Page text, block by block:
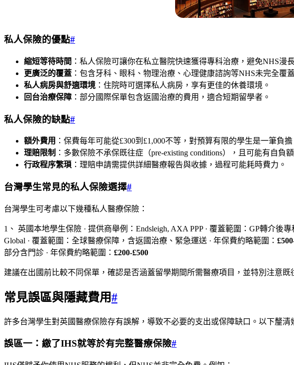
私人保險的優點#
縮短等待時間 ：私人保險可讓你在私立醫院快速獲得專科治療，避免NHS漫
更廣泛的覆蓋 ：包含牙科、眼科、物理治療、心理健康諮詢等NHS未完全覆
私人病房與舒適環境 ：住院時可選擇私人病房，享有更佳的休養環境。
回台治療保障 ：部分國際保單包含返國治療的費用，適合短期留學者。
私人保險的缺點#
額外費用 ：保費每年可能從£300到£1,000不等，對預算有限的學生是一筆負擔
理賠限制 ：多數保險不承保既往症（pre-existing conditions），且可能有自負
行政程序繁瑣 ：理賠申請需提供詳細醫療報告與收據，過程可能耗時費力。
台灣學生常見的私人保險選擇#
台灣學生可考慮以下幾種私人醫療保險：
1、 英國本地學生保險 · 提供商舉例：Endsleigh, AXA PPP · 覆蓋範圍：GP轉介後
Global · 覆蓋範圍：全球醫療保障，含返國治療、緊急運送 · 年保費約略範圍：
部分含門診 · 年保費約略範圍： £200-£500
建議在出國前比較不同保單，確認是否涵蓋留學期間所需醫療項目，並特別注意既
常見誤區與隱藏費用#
許多台灣學生對英國醫療保險存有誤解，導致不必要的支出或保障缺口。以下釐清
誤區一：繳了IHS就等於有完整醫療保險#